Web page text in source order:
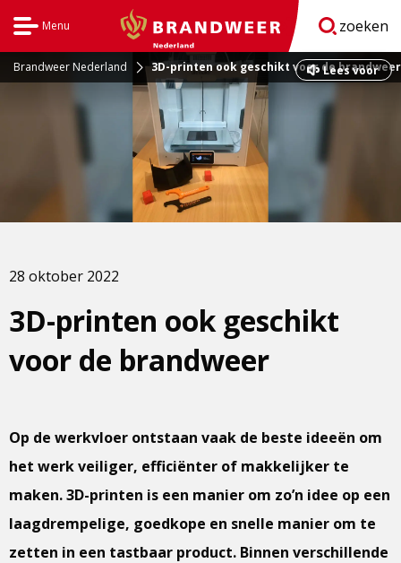
Menu
BrandweerNederland.nl
zoeken
Brandweer Nederland 3D-printen ook geschikt voor de brandweer
Dit
Lees voor
3D-printen ook geschikt
voor de brandweer
28 oktober 2022
Op de werkvloer ontstaan vaak de beste ideeën om
het werk veiliger, efficiënter of makkelijker te
maken. 3D-printen is een manier om zo’n idee op een
laagdrempelige, goedkope en snelle manier om te
zetten in een tastbaar product. Binnen verschillende